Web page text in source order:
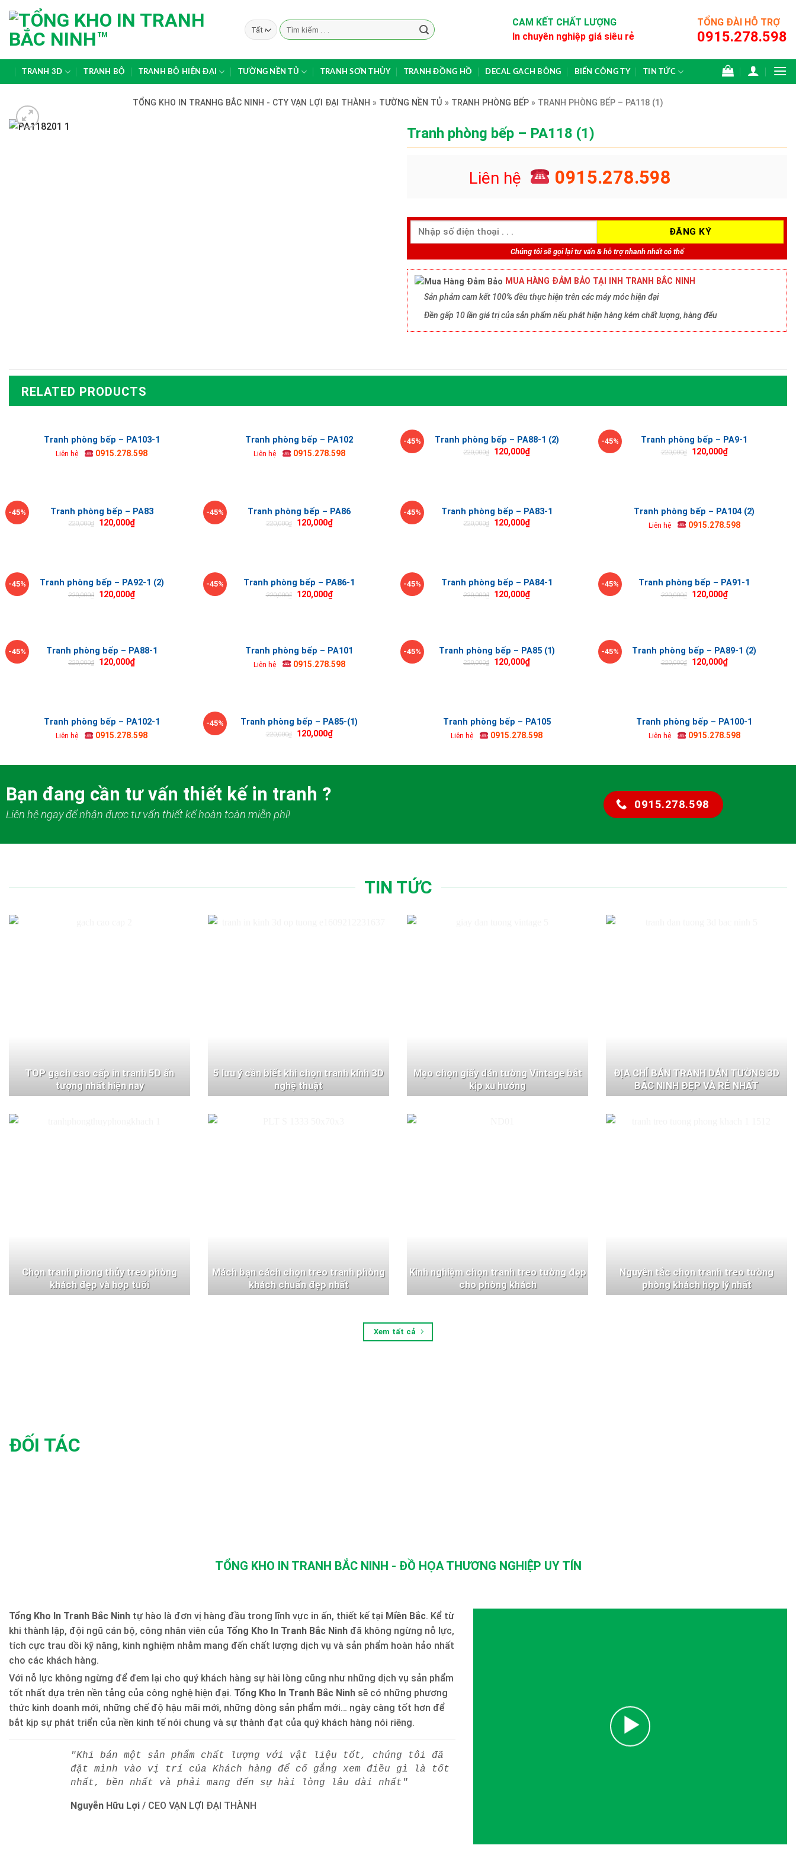
to
content
Search
for:
CAM KẾT CHẤT LƯỢNG
In chuyên nghiệp giá siêu rẻ
TỔNG ĐÀI HỖ TRỢ
0915.278.598
TRANH 3D TRANH BỘ TRANH BỘ HIỆN ĐẠI TƯỜNG NỀN TỦ TRANH SƠN THỦY TRANH ĐỒNG HỒ DECAL GẠCH BÔNG BIỂN CÔNG TY TIN TỨC
TỔNG KHO IN TRANHG BẮC NINH - CTY VẠN LỢI ĐẠI THÀNH » TƯỜNG NỀN TỦ » TRANH PHÒNG BẾP » TRANH PHÒNG BẾP – PA118 (1)
Tranh phòng bếp – PA118 (1)
Liên hệ 0915.278.598
Chúng tôi sẽ gọi lại tư vấn & hỗ trợ nhanh nhất có thể
MUA HÀNG ĐẢM BẢO TẠI INH TRANH BẮC NINH
Sản phảm cam kết 100% đều thực hiện trên các máy móc hiện đại
Đền gấp 10 lần giá trị của sản phẩm nếu phát hiện hàng kém chất lượng, hàng đểu
RELATED PRODUCTS
Tranh phòng bếp – PA103-1
Liên hệ 0915.278.598
Tranh phòng bếp – PA102
Liên hệ 0915.278.598
-45% Tranh phòng bếp – PA88-1 (2)
220,000₫ 120,000₫
-45% Tranh phòng bếp – PA9-1
220,000₫ 120,000₫
-45% Tranh phòng bếp – PA83
220,000₫ 120,000₫
-45% Tranh phòng bếp – PA86
220,000₫ 120,000₫
-45% Tranh phòng bếp – PA83-1
220,000₫ 120,000₫
Tranh phòng bếp – PA104 (2)
Liên hệ 0915.278.598
-45% Tranh phòng bếp – PA92-1 (2)
220,000₫ 120,000₫
-45% Tranh phòng bếp – PA86-1
220,000₫ 120,000₫
-45% Tranh phòng bếp – PA84-1
220,000₫ 120,000₫
-45% Tranh phòng bếp – PA91-1
220,000₫ 120,000₫
-45% Tranh phòng bếp – PA88-1
220,000₫ 120,000₫
Tranh phòng bếp – PA101
Liên hệ 0915.278.598
-45% Tranh phòng bếp – PA85 (1)
220,000₫ 120,000₫
-45% Tranh phòng bếp – PA89-1 (2)
220,000₫ 120,000₫
Tranh phòng bếp – PA102-1
Liên hệ 0915.278.598
-45% Tranh phòng bếp – PA85-(1)
220,000₫ 120,000₫
Tranh phòng bếp – PA105
Liên hệ 0915.278.598
Tranh phòng bếp – PA100-1
Liên hệ 0915.278.598
Bạn đang cần tư vấn thiết kế in tranh ?
Liên hệ ngay để nhận được tư vấn thiết kế hoàn toàn miễn phí!
0915.278.598
TIN TỨC
TOP gạch cao cấp in tranh 5D ấn
tượng nhất hiện nay
5 lưu ý cần biết khi chọn tranh kính 3D
nghệ thuật
Mẹo chọn giấy dán tường Vintage bắt
kịp xu hướng
ĐỊA CHỈ BÁN TRANH DÁN TƯỜNG 3D
BẮC NINH ĐẸP VÀ RẺ NHẤT
Chọn tranh phong thủy treo phòng
khách đẹp và hợp tuổi
Mách bạn cách chọn treo tranh phòng
khách chuẩn đẹp nhất
Kinh nghiệm chọn tranh treo tường đẹp
cho phòng khách
Nguyên tắc chọn tranh treo tường
phòng khách hợp lý nhất
Xem tất cả
ĐỐI TÁC
TỔNG KHO IN TRANH BẮC NINH - ĐỒ HỌA THƯƠNG NGHIỆP UY TÍN
Tổng Kho In Tranh Bắc Ninh tự hào là đơn vị hàng đầu trong lĩnh vực in ấn, thiết kế tại Miền Bắc. Kể từ
khi thành lập, đội ngũ cán bộ, công nhân viên của Tổng Kho In Tranh Bắc Ninh đã không ngừng nỗ lực,
tích cực trau dồi kỹ năng, kinh nghiệm nhằm mang đến chất lượng dịch vụ và sản phẩm hoàn hảo nhất
cho các khách hàng.
Với nỗ lực không ngừng để đem lại cho quý khách hàng sự hài lòng cũng như những dịch vụ sản phẩm
tốt nhất dựa trên nền tảng của công nghệ hiện đại. Tổng Kho In Tranh Bắc Ninh sẽ có những phương
thức kinh doanh mới, những chế độ hậu mãi mới, những dòng sản phẩm mới… ngày càng tốt hơn để
bắt kịp sự phát triển của nền kinh tế nói chung và sự thành đạt của quý khách hàng nói riêng.
"Khi bán một sản phẩm chất lượng với vật liệu tốt, chúng tôi đã
đặt mình vào vị trí của Khách hàng để cố gắng xem điều gì là tốt
nhất, bền nhất và phải mang đến sự hài lòng lâu dài nhất"
Nguyễn Hữu Lợi / CEO VẠN LỢI ĐẠI THÀNH